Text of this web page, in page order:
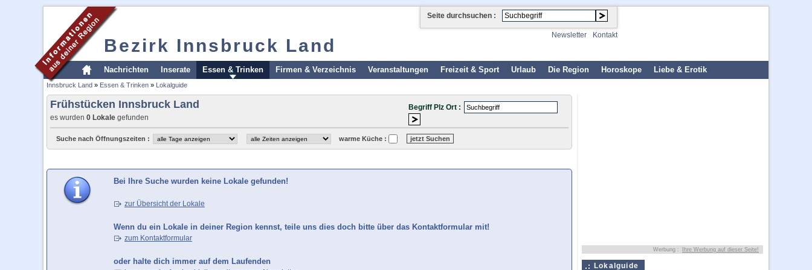
Bezirk Innsbruck Land
Seite durchsuchen :
Newsletter Kontakt
Nachrichten Inserate Essen & Trinken Firmen & Verzeichnis Veranstaltungen Freizeit & Sport Urlaub Die Region Horoskope Liebe & Erotik
Innsbruck Land » Essen & Trinken » Lokalguide
Frühstücken Innsbruck Land
es wurden 0 Lokale gefunden
Begriff Plz Ort :
Suche nach Öffnungszeiten : warme Küche :
Bei Ihre Suche wurden keine Lokale gefunden!
zur Übersicht der Lokale
Wenn du ein Lokale in deiner Region kennst, teile uns dies doch bitte über das Kontaktformular mit!
zum Kontaktformular
oder halte dich immer auf dem Laufenden
Werbung : Ihre Werbung auf dieser Seite!
Lokalguide